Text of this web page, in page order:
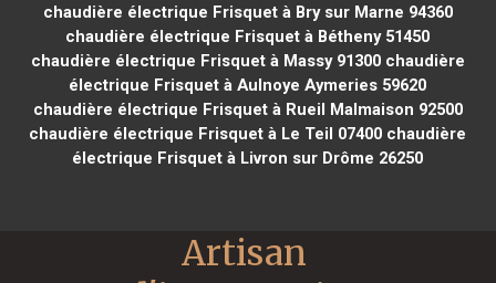
chaudière électrique Frisquet à Bry sur Marne 94360
chaudière électrique Frisquet à Bétheny 51450
chaudière électrique Frisquet à Massy 91300chaudière
électrique Frisquet à Aulnoye Aymeries 59620
chaudière électrique Frisquet à Rueil Malmaison 92500
chaudière électrique Frisquet à Le Teil 07400 chaudière
électrique Frisquet à Livron sur Drôme 26250
Artisan